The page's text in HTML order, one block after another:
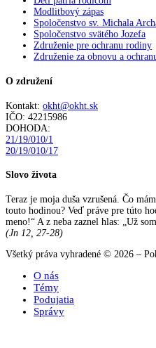
Modlitbový zápas
Spoločenstvo sv. Michala
Spoločenstvo svätého Jozefa
Združenie pre ochranu rodiny
Združenie za obnovu a
O združení
Kontakt: okht@okht.sk
IČO: 42215986
DOHODA:
21/19/010/1
20/19/010/17
Slovo života
Teraz je moja duša vzrušená. Čo
touto hodinou? Veď práve pre túto
meno!“ A z neba zaznel hlas: „Už
(Jn 12, 27-28)
Všetký práva vyhradené © 2026 –
O nás
Témy
Podujatia
Správy